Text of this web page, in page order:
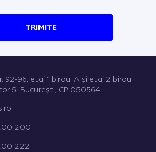
TRIMITE
92-96, etaj 1 biroul A şi etaj 2 biroul
5, Bucureşti, CP 050564
200
222